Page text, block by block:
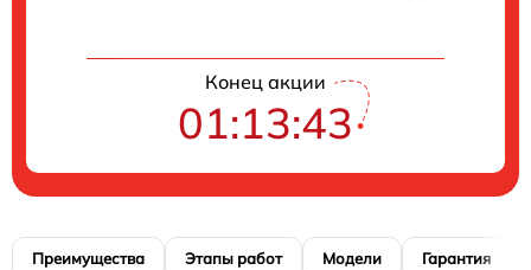
Конец акции
01:13:42
Преимущества Этапы работ Модели Гарантия